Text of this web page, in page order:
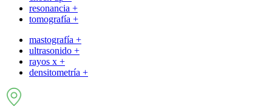
resonancia +
tomografía +
mastografía +
ultrasonido +
rayos x +
densitometría +